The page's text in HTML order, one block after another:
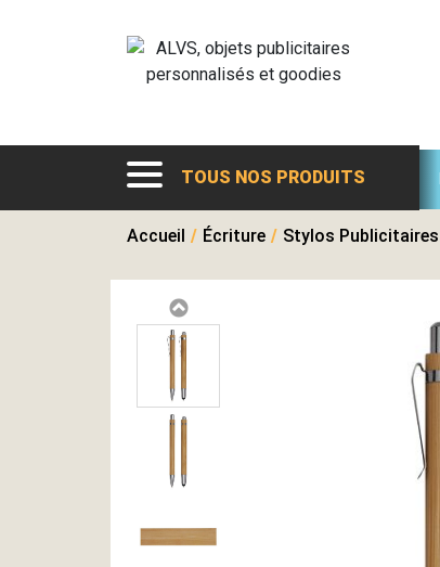
TOUS NOS PRODUITS
Accueil / Écriture / Stylos Publicitaires